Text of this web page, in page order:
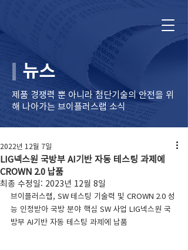
뉴스
제품 경쟁력 뿐 아니라 ​첨단기술의 안전을 위
해 나아가는 브이플러스랩 소식
LIG넥스원 국방부 AI기반 자동 테스팅 과제에
CROWN 2.0 납품
2022년 12월 7일
최종 수정일: 2023년 12월 8일
브이플러스랩, SW 테스팅 기술력 및 CROWN 2.0 성
능 인정받아 국방 분야 핵심 SW 사업 LIG넥스원 국
방부 AI기반 자동 테스팅 과제에 납품